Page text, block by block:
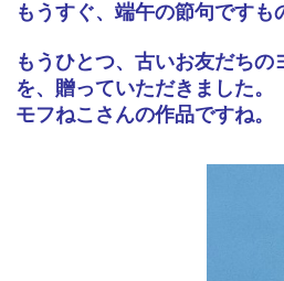
もうすぐ、端午の節句ですも
もうひとつ、古いお友だち
を、贈っていただきました。
モフねこさんの作品ですね。